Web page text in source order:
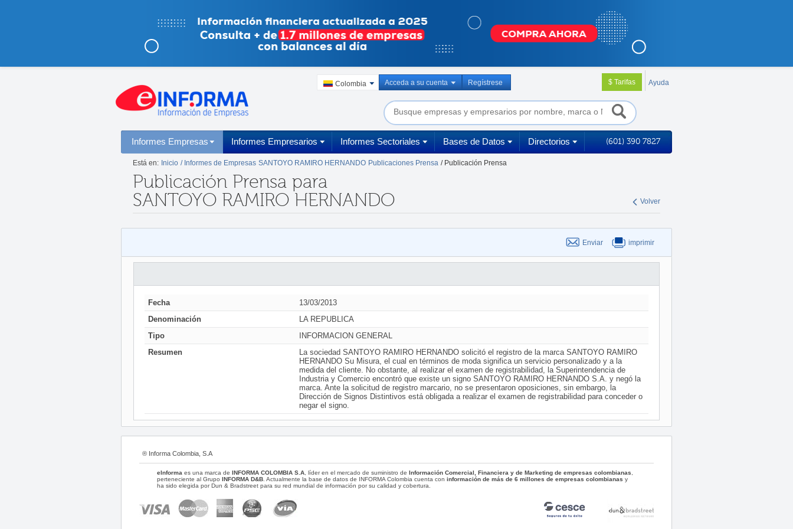
Colombia Acceda a su cuenta Regístrese $ Tarifas Ayuda
Informes Empresas Informes Empresarios Informes Sectoriales Bases de Datos Directorios (601) 390 7827
Está en: Inicio / Informes de Empresas SANTOYO RAMIRO HERNANDO Publicaciones Prensa / Publicación Prensa
Volver
Publicación Prensa para
SANTOYO RAMIRO HERNANDO
Enviar imprimir
Fecha
13/03/2013
Denominación
LA REPUBLICA
Tipo
INFORMACION GENERAL
Resumen
La sociedad SANTOYO RAMIRO HERNANDO solicitó el registro de la marca SANTOYO RAMIRO
HERNANDO Su Misura, el cual en términos de moda significa un servicio personalizado y a la
medida del cliente. No obstante, al realizar el examen de registrabilidad, la Superintendencia de
Industria y Comercio encontró que existe un signo SANTOYO RAMIRO HERNANDO S.A. y negó la
marca. Ante la solicitud de registro marcario, no se presentaron oposiciones, sin embargo, la
Dirección de Signos Distintivos está obligada a realizar el examen de registrabilidad para conceder o
negar el signo.
® Informa Colombia, S.A
eInforma es una marca de INFORMA COLOMBIA S.A , líder en el mercado de suministro de Información Comercial, Financiera y de Marketing de empresas colombianas
perteneciente al Grupo INFORMA D&B . Actualmente la base de datos de INFORMA Colombia cuenta con información de más de 6 millones de empresas colombianas y
ha sido elegida por Dun & Bradstreet para su red mundial de información por su calidad y cobertura.